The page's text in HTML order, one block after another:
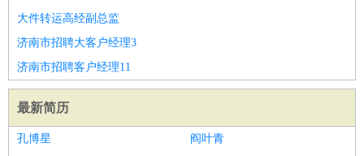
大件转运高经副总监
济南市招聘大客户经理3
济南市招聘客户经理11
最新简历
孔博星
阎叶青